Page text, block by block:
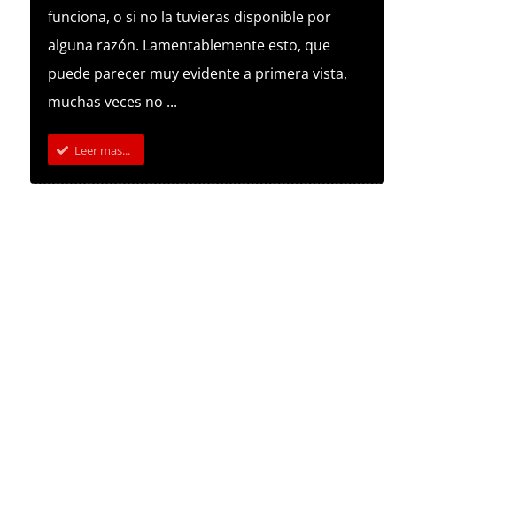
funciona, o si no la tuvieras disponible por
alguna razón. Lamentablemente esto, que
puede parecer muy evidente a primera vista,
muchas veces no ...
Leer mas...